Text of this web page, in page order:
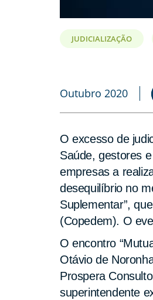
JUDICIALIZAÇÃO
Outubro 2020
O excesso de
Saúde, gestores
empresas a
desequilíbrio no
Suplementar”,
(Copedem). O
O encontro
Otávio de
Prospera
superintendente